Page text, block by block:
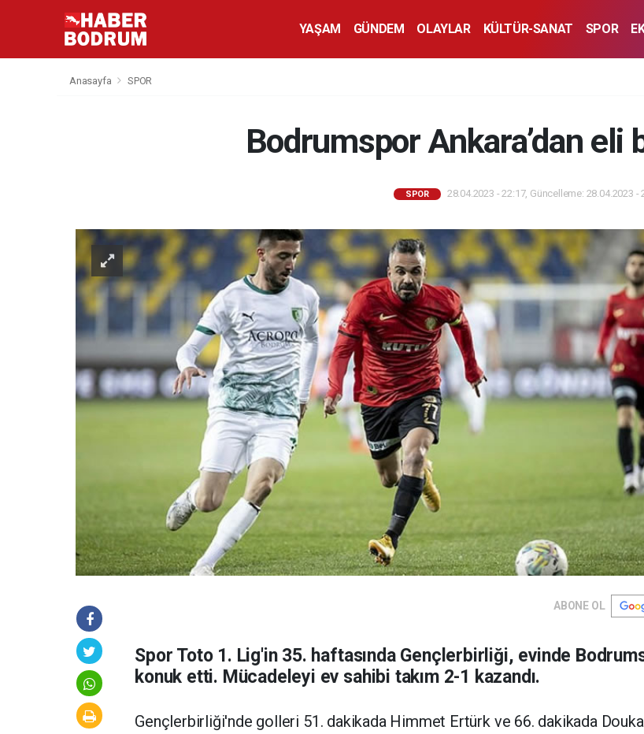
YAŞAM GÜNDEM OLAYLAR KÜLTÜR-SANAT SPOR
Anasayfa SPOR
Bodrumspor Ankara’dan eli
SPOR 28.04.2023 - 22:17, Güncelleme: 28.04.2023 -
ABONE OL
Spor Toto 1. Lig'in 35. haftasında Gençlerbirliği, evinde
konuk etti. Mücadeleyi ev sahibi takım 2-1 kazandı.
Gençlerbirliği'nde golleri 51. dakikada Himmet Ertürk ve 66. dakikada